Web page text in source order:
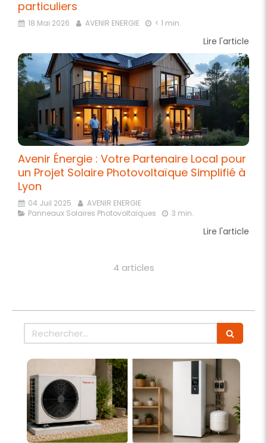
particuliers
18 Mai 2026 AVENIR ENERGIE < 1 min.
Lire l'article
Avenir Énergie : Votre Partenaire Local pour
un Projet Solaire Photovoltaïque Simplifié à
Lyon
04 Juil 2025
AVENIR ENERGIE
Panneaux Solaires Photovoltaïques
3 min.
Lire l'article
4 articles
Rechercher